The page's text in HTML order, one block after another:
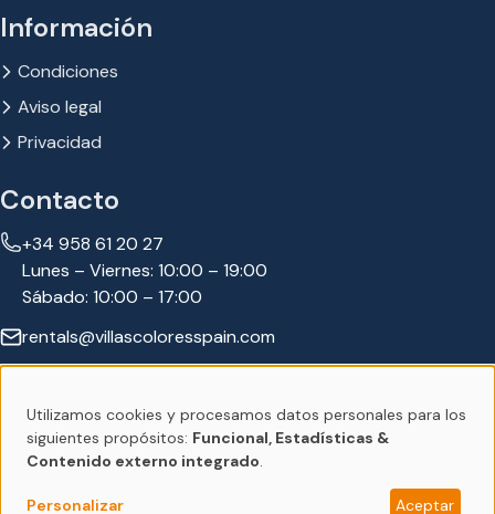
Información
Condiciones
Aviso legal
Privacidad
Contacto
+34 958 61 20 27
Lunes – Viernes: 10:00 – 19:00
Sábado: 10:00 – 17:00
rentals@villascoloresspain.com
Síguenos:
© 2026 Villas Colores Spain
Plataforma de alquiler de
Uso
de
Utilizamos cookies y procesamos datos personales para los
siguientes propósitos: Funcional, Estadísticas &
Contenido externo integrado.
Personalizar Aceptar